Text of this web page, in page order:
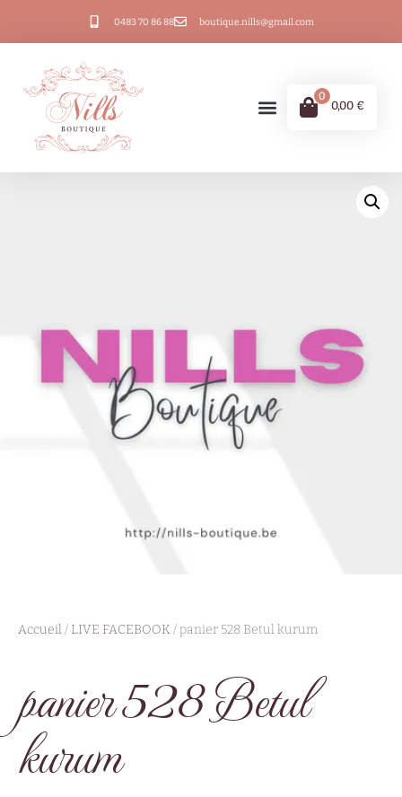
0483 70 86 88 boutique.nills@gmail.com
0
0,00 €
Accueil/ LIVE FACEBOOK/ panier 528 Betul kurum
panier 528 Betul
kurum